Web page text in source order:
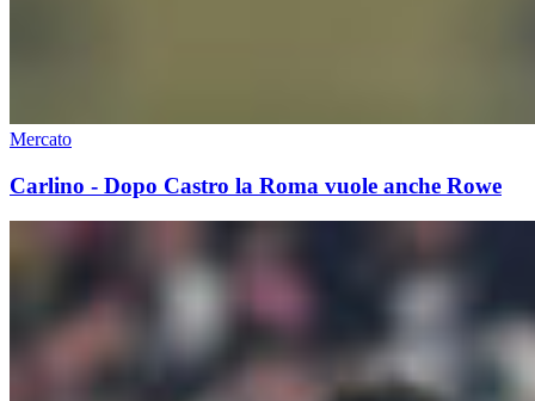
Mercato
Carlino - Dopo Castro la Roma vuole anche Rowe